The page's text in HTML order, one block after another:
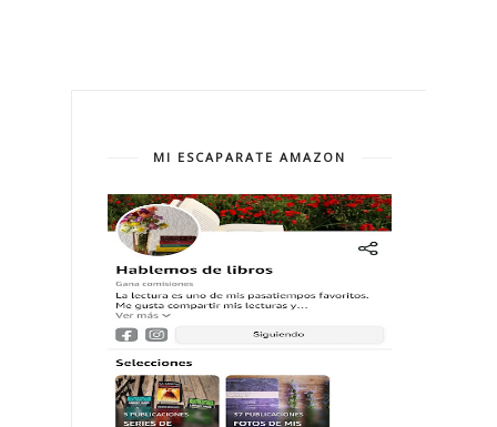
MI ESCAPARATE AMAZON